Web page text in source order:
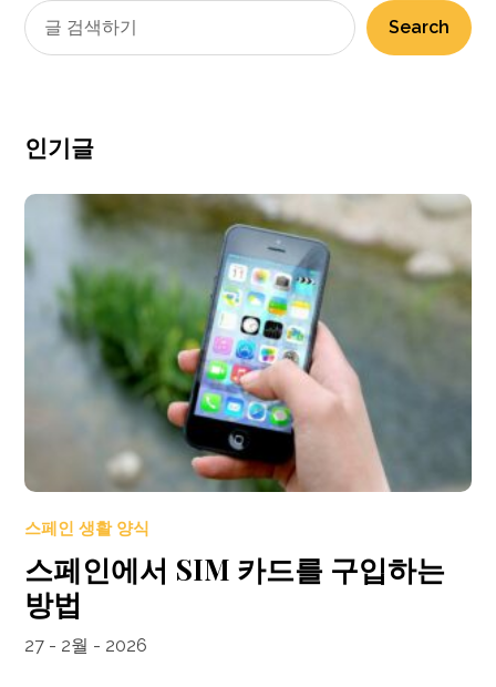
Search
인기글
스페인 생활 양식
스페인에서 SIM 카드를 구입하는
방법
27 - 2월 - 2026